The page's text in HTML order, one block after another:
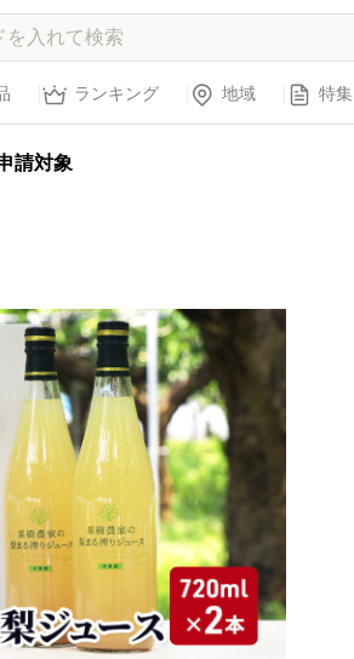
ランキング 地域 特集
請対象